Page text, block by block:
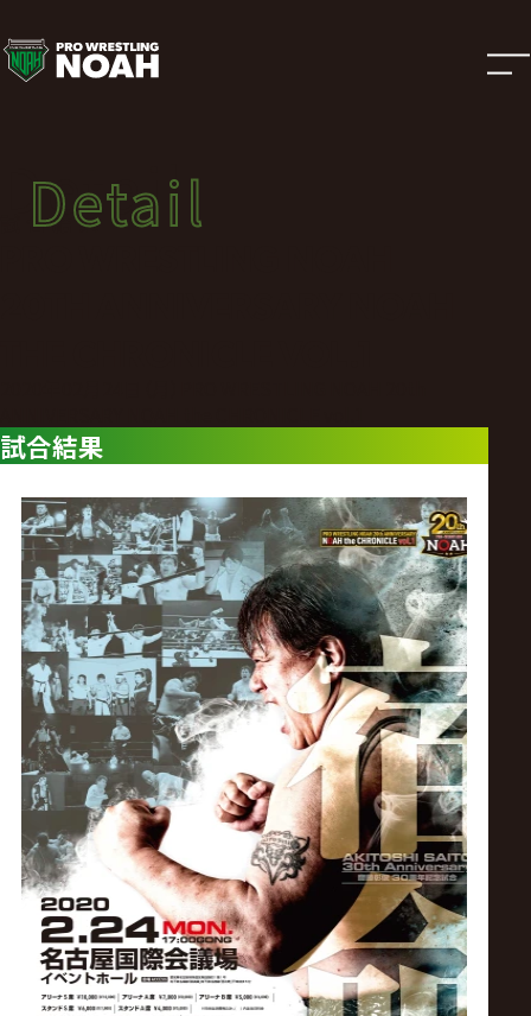
試
合
結
果
ロ
レ
ス
リ
ン
グ・
ノ
ア
公
Detail
試合結果
Detail
試合結果